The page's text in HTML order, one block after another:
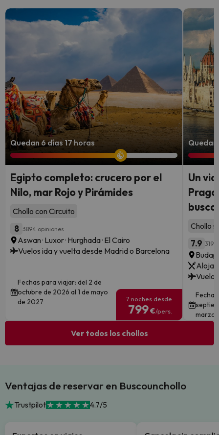
Quedan 6 días 17 horas
Egipto completo: crucero por el
Nilo, mar Rojo y Pirámides
Chollo con Circuito
8 3894 opiniones
Aswan · Luxor · Hurghada · El Cairo
Vuelos ida y vuelta desde Madrid o Barcelona
Fechas para viajar: del 2 de
octubre de 2026 al 1 de mayo
de 2027
7 noches desde
799€/pers.
Quedan
Un
Chollo
7.9 319
marzo
Ver todos los chollos
Ventajas de reservar en Buscounchollo
Trustpilot 4.7/5